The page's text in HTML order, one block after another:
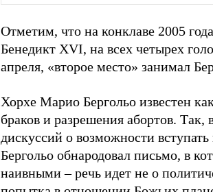
Отметим, что на конклаве 2005
Бенедикт ХVI, на всех четырех
апреля, «второе место» занимал
Хорхе Марио Бергольо известен
браков и разрешения абортов. Так,
дискуссий о возможности
Бергольо обнародовал письмо, в
наивными – речь идет не о